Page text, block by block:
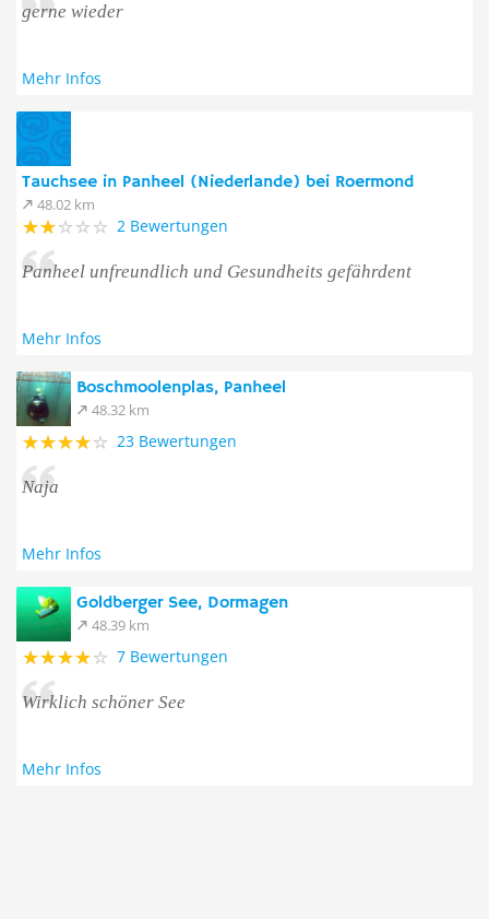
gerne wieder
Mehr Infos
Tauchsee in Panheel (Niederlande) bei Roermond
48.02 km
2 Bewertungen
Panheel unfreundlich und Gesundheits gefährdent
Mehr Infos
Boschmoolenplas, Panheel
48.32 km
23 Bewertungen
Naja
Mehr Infos
Goldberger See, Dormagen
48.39 km
7 Bewertungen
Wirklich schöner See
Mehr Infos